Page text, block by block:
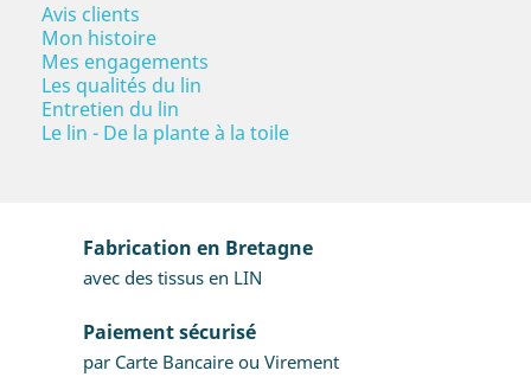
Avis clients
Mon histoire
Mes engagements
Les qualités du lin
Entretien du lin
Le lin - De la plante à la toile
Fabrication en Bretagne
avec des tissus en LIN
Paiement sécurisé
par Carte Bancaire ou Virement